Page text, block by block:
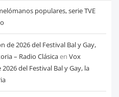
populares, serie TVE
de 2026 del Festival Bal y Gay,
– Radio Clásicaen Vox
del Festival Bal y Gay, la